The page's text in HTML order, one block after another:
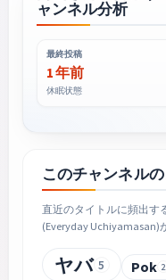
ャンネル分析
最終投稿
1 年前
休眠状態
このチャンネル
直近のタイトルに頻出す
(Everyday Uchiyamasan)
ヤバ 5 Pok 2